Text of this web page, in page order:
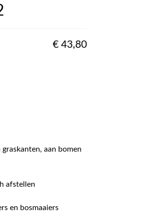
€ 43,80
aan bomen
afstellen
en bosmaaiers